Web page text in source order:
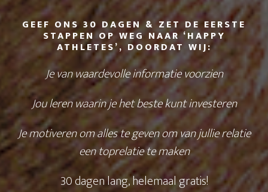
GEEF ONS 30 DAGEN & ZET DE EERSTE
STAPPEN OP WEG NAAR ‘HAPPY
ATHLETES’, DOORDAT WIJ:
Je van waardevolle informatie voorzien
Jou leren waarin je het beste kunt investeren
Je motiveren om alles te geven om van jullie relatie
een toprelatie te maken
30 dagen lang, helemaal gratis!